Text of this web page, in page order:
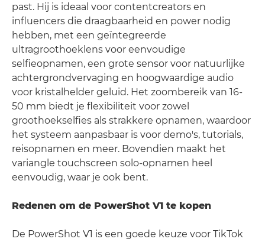
past. Hij is ideaal voor contentcreators en
influencers die draagbaarheid en power nodig
hebben, met een geïntegreerde
ultragroothoeklens voor eenvoudige
selfieopnamen, een grote sensor voor natuurlijke
achtergrondvervaging en hoogwaardige audio
voor kristalhelder geluid. Het zoombereik van 16-
50 mm biedt je flexibiliteit voor zowel
groothoekselfies als strakkere opnamen, waardoor
het systeem aanpasbaar is voor demo's, tutorials,
reisopnamen en meer. Bovendien maakt het
variangle touchscreen solo-opnamen heel
eenvoudig, waar je ook bent.
Redenen om de PowerShot V1 te kopen
De PowerShot V1 is een goede keuze voor TikTok